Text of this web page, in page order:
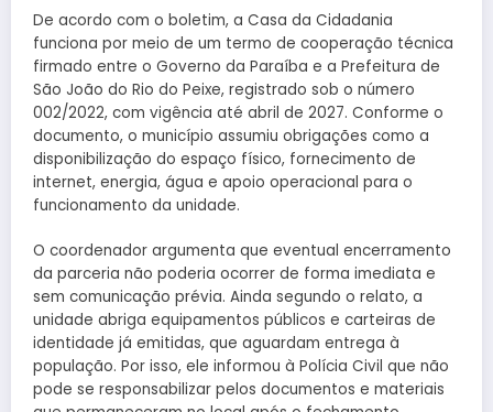
De acordo com o boletim, a Casa da Cidadania
funciona por meio de um termo de cooperação técnica
firmado entre o Governo da Paraíba e a Prefeitura de
São João do Rio do Peixe, registrado sob o número
002/2022, com vigência até abril de 2027. Conforme o
documento, o município assumiu obrigações como a
disponibilização do espaço físico, fornecimento de
internet, energia, água e apoio operacional para o
funcionamento da unidade.
O coordenador argumenta que eventual encerramento
da parceria não poderia ocorrer de forma imediata e
sem comunicação prévia. Ainda segundo o relato, a
unidade abriga equipamentos públicos e carteiras de
identidade já emitidas, que aguardam entrega à
população. Por isso, ele informou à Polícia Civil que não
pode se responsabilizar pelos documentos e materiais